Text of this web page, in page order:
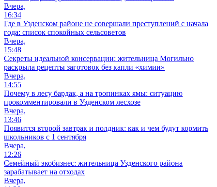
Вчера,
16:34
Где в Узденском районе не совершали преступлений с начала
года: список спокойных сельсоветов
Вчера,
15:48
Секреты идеальной консервации: жительница Могильно
раскрыла рецепты заготовок без капли «химии»
Вчера,
14:55
Почему в лесу бардак, а на тропинках ямы: ситуацию
прокомментировали в Узденском лесхозе
Вчера,
13:46
Появится второй завтрак и полдник: как и чем будут кормить
школьников с 1 сентября
Вчера,
12:26
Семейный экобизнес: жительница Узденского района
зарабатывает на отходах
Вчера,